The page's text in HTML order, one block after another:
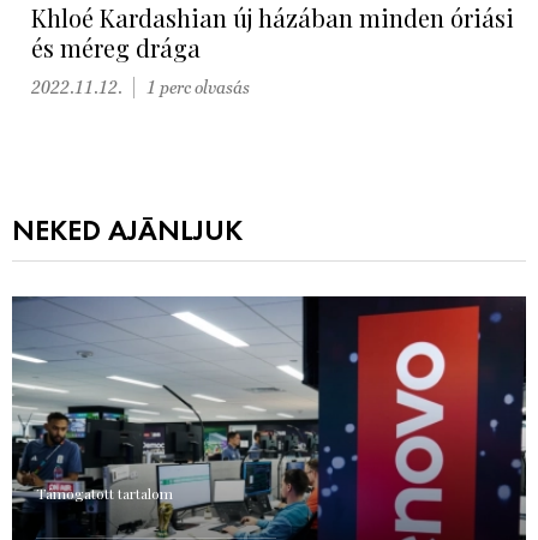
Khloé Kardashian új házában minden óriási
és méreg drága
2022.11.12. 1 perc olvasás
NEKED AJÁNLJUK
Támogatott tartalom